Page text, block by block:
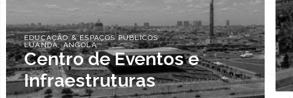
EDUCAÇÃO & ESPAÇOS PÚBLICOS
LUANDA, ANGOLA
Centro de Eventos e
Infraestruturas